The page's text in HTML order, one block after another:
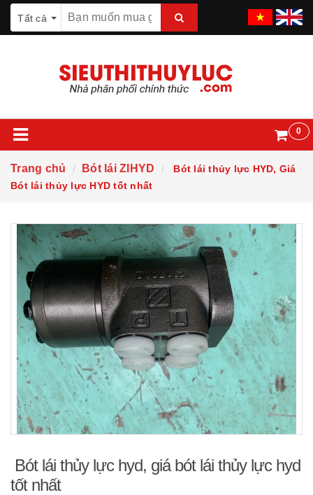
Tất cả
0
Trang chủ Bót lái ZIHYD
Bót lái thủy lực HYD, Giá
Bót lái thủy lực HYD tốt nhất
Bót lái thủy lực hyd, giá bót lái thủy lực hyd
tốt nhất